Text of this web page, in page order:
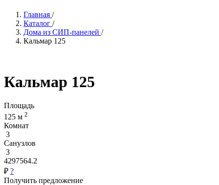
Главная /
Каталог /
Дома из СИП-панелей /
Кальмар 125
Кальмар 125
Площадь
125 м 2
Комнат
3
Санузлов
3
4297564.2
₽ ?
Получить предложение